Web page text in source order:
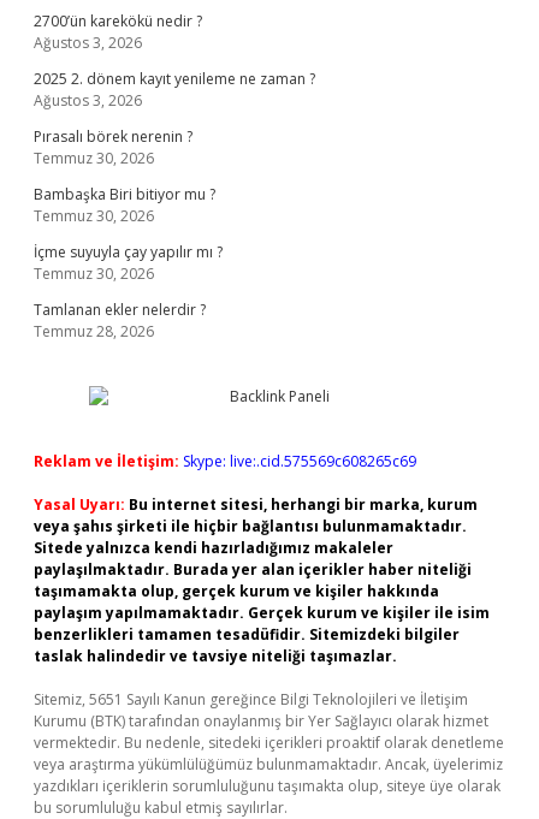
2700’ün karekökü nedir ?
Ağustos 3, 2026
2025 2. dönem kayıt yenileme ne zaman ?
Ağustos 3, 2026
Pırasalı börek nerenin ?
Temmuz 30, 2026
Bambaşka Biri bitiyor mu ?
Temmuz 30, 2026
İçme suyuyla çay yapılır mı ?
Temmuz 30, 2026
Tamlanan ekler nelerdir ?
Temmuz 28, 2026
Reklam ve İletişim: Skype: live:.cid.575569c608265c69
Yasal Uyarı: Bu internet sitesi, herhangi bir marka, kurum
veya şahıs şirketi ile hiçbir bağlantısı bulunmamaktadır.
Sitede yalnızca kendi hazırladığımız makaleler
paylaşılmaktadır. Burada yer alan içerikler haber niteliği
taşımamakta olup, gerçek kurum ve kişiler hakkında
paylaşım yapılmamaktadır. Gerçek kurum ve kişiler ile isim
benzerlikleri tamamen tesadüfidir. Sitemizdeki bilgiler
taslak halindedir ve tavsiye niteliği taşımazlar.
Sitemiz, 5651 Sayılı Kanun gereğince Bilgi Teknolojileri ve İletişim
Kurumu (BTK) tarafından onaylanmış bir Yer Sağlayıcı olarak hizmet
vermektedir. Bu nedenle, sitedeki içerikleri proaktif olarak denetleme
veya araştırma yükümlülüğümüz bulunmamaktadır. Ancak, üyelerimiz
yazdıkları içeriklerin sorumluluğunu taşımakta olup, siteye üye olarak
bu sorumluluğu kabul etmiş sayılırlar.